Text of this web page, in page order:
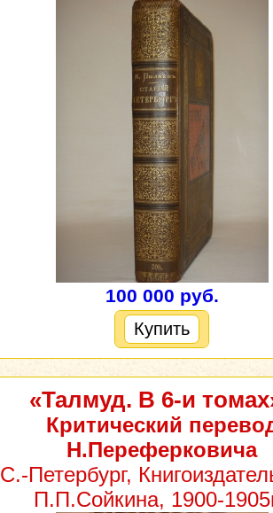
100 000 руб.
Купить
«Талмуд. В 6-и
Критический
Н.Переферковича
С.-Петербург,
П.П.Сойкина, 1900-